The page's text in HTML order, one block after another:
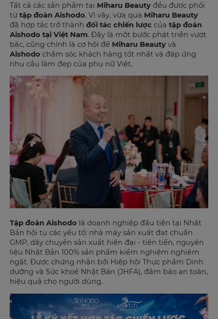
Tất cả các sản phẩm tại Miharu Beauty đều được phối
từ tập đoàn Aishodo. Vì vậy, vừa qua Miharu Beauty
đã hợp tác trở thành đối tác chiến lược của tập đoàn
Aishodo tại Việt Nam. Đây là một bước phát triển vượt
bậc, cũng chính là cơ hội để Miharu Beauty và
Aishodo chăm sóc khách hàng tốt nhất và đáp ứng
nhu cầu làm đẹp của phụ nữ Việt.
Tập đoàn Aishodo là doanh nghiệp đầu tiên tại Nhật
Bản hội tụ các yếu tố: nhà máy sản xuất đạt chuẩn
GMP, dây chuyền sản xuất hiện đại - tiên tiến, nguyên
liệu Nhật Bản 100% sản phẩm kiểm nghiệm nghiêm
ngặt. Được chứng nhận bởi Hiệp hội Thực phẩm Dinh
dưỡng và Sức khoẻ Nhật Bản (JHFA), đảm bảo an toàn,
hiệu quả cho người dùng.